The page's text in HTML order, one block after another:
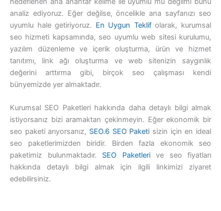
analiz ediyoruz. Eğer değilse, öncelikle ana sayfanızı seo
uyumlu hale getiriyoruz. En Uygun Teklifolarak, kurumsal
seo hizmeti kapsamında, seo uyumlu web sitesi kurulumu,
yazılım düzenleme ve içerik oluşturma, ürün ve hizmet
tanıtımı, link ağı oluşturma ve web sitenizin saygınlık
değerini arttırma gibi, birçok seo çalışması kendi
bünyemizde yer almaktadır.
Kurumsal SEO Paketleri hakkında daha detaylı bilgi almak
istiyorsanız bizi aramaktan çekinmeyin. Eğer ekonomik bir
seo paketi arıyorsanız, SEO.6 SEO Paketi sizin için en ideal
seo paketlerimizden biridir. Birden fazla ekonomik seo
paketimiz bulunmaktadır. SEO Paketlerive seo fiyatları
hakkında detaylı bilgi almak için ilgili linkimizi ziyaret
edebilirsiniz.